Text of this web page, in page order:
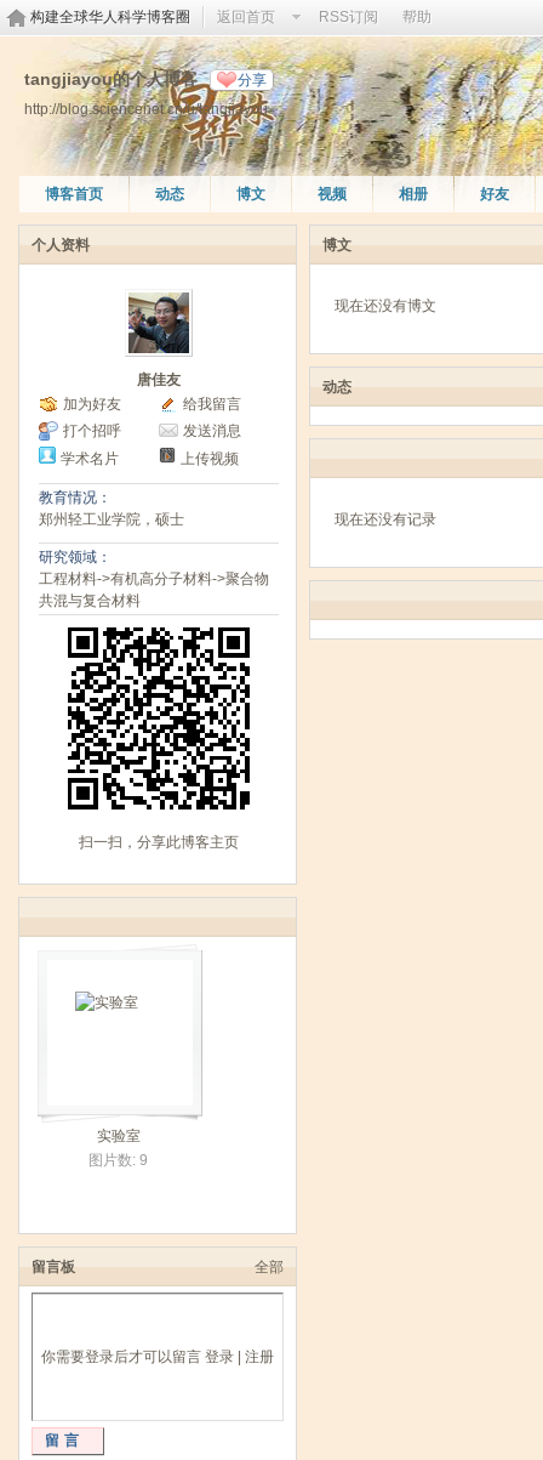
构建全球华人科学博客圈 返回首页 RSS订阅 帮助
tangjiayou的个人博客 分享
http://blog.sciencenet.cn/u/tangjiayou
博客首页 动态 博文 视频 相册 好友
个人资料
唐佳友
加为好友
给我留言
打个招呼
发送消息
学术名片
上传视频
教育情况：
郑州轻工业学院，硕士
研究领域：
工程材料->有机高分子材料->聚合物
共混与复合材料
扫一扫，分享此博客主页
实验室
图片数: 9
留言板 全部
你需要登录后才可以留言 登录 注册
留言
博文
现在还没有博文
动态
现在还没有记录